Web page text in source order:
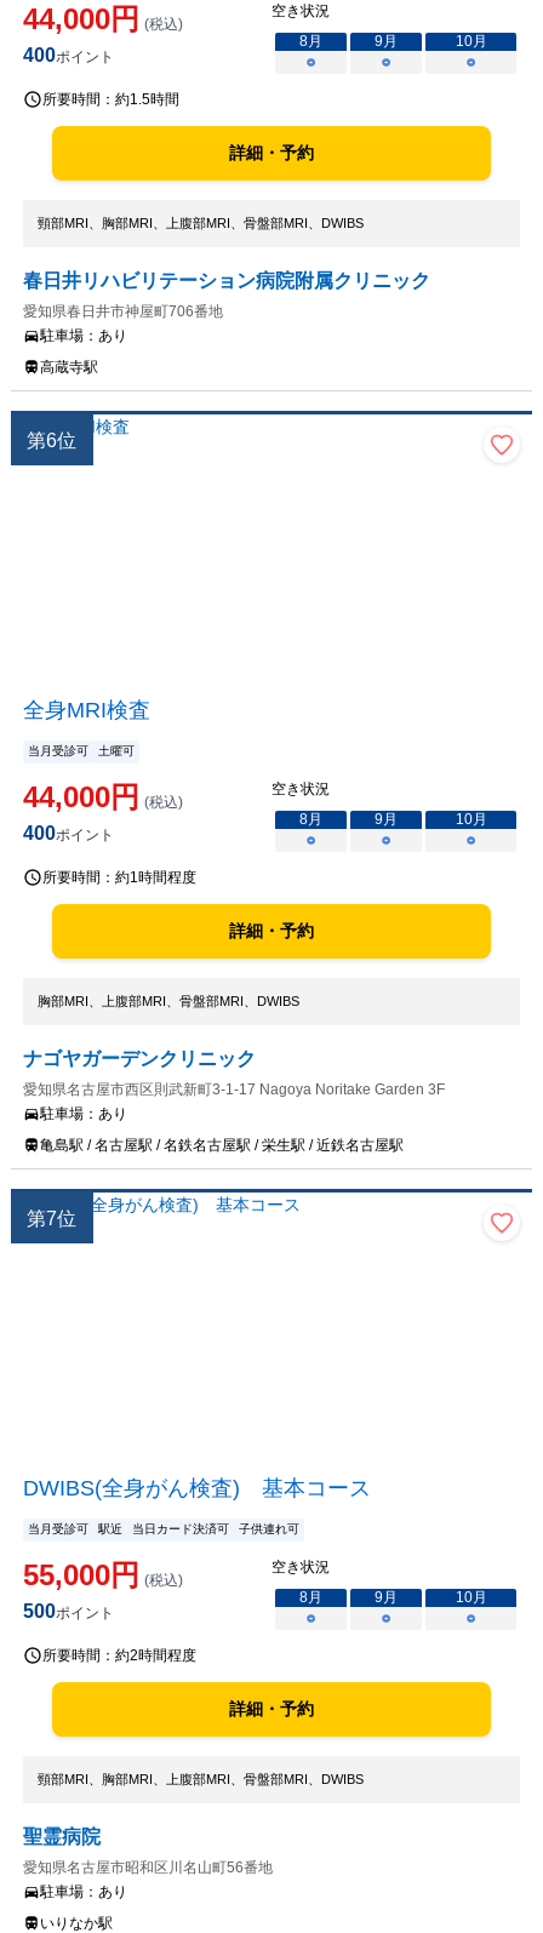
44,000円 (税込)
400ポイント
空き状況
8月 9月 10月
○
○ ○
所要時間： 約1.5時間
詳細・予約
頸部MRI、胸部MRI、上腹部MRI、骨盤部MRI、DWIBS
春日井リハビリテーション病院附属クリニック
愛知県春日井市神屋町706番地
駐車場： あり
高蔵寺駅
第6位
全身MRI検査
当月受診可 土曜可
44,000円 (税込)
400ポイント
空き状況
8月 9月 10月
○
○ ○
所要時間： 約1時間程度
詳細・予約
胸部MRI、上腹部MRI、骨盤部MRI、DWIBS
ナゴヤガーデンクリニック
愛知県名古屋市西区則武新町3-1-17 Nagoya Noritake Garden 3F
駐車場： あり
亀島駅 / 名古屋駅 / 名鉄名古屋駅 / 栄生駅 / 近鉄名古屋駅
第7位
DWIBS(全身がん検査) 基本コース
当月受診可 駅近 当日カード決済可 子供連れ可
55,000円 (税込)
500ポイント
空き状況
8月 9月 10月
○
○ ○
所要時間： 約2時間程度
詳細・予約
頸部MRI、胸部MRI、上腹部MRI、骨盤部MRI、DWIBS
聖霊病院
愛知県名古屋市昭和区川名山町56番地
駐車場： あり
いりなか駅